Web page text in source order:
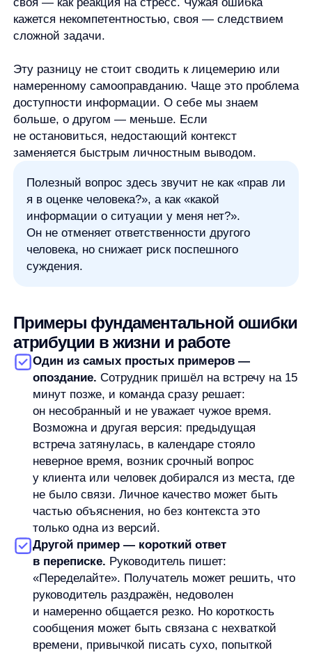
и намеренно общается резко. Но короткость
сообщения может быть связана с нехваткой
времени, привычкой писать сухо, попыткой
быстро зафиксировать задачу или
В продажах и поддержке ошибка атрибуции
проявляется, когда клиент задаёт очевидный
вопрос, а сотрудник думает: «Он просто
невнимательный». Но клиент мог читать страницу
с телефона, не увидеть важный блок, столкнуться
с непонятной формулировкой или сравнивать
несколько вариантов одновременно. Если
клиента, можно пропустить проблему
в интерфейсе, тексте или сценарии обслуживания.
В команде ошибка часто возникает вокруг чужих
решений. Коллега не согласился с идеей —
значит, сопротивляется изменениям. Не дал
быстрый ответ — значит, игнорирует. Попросил
привлекательна, потому что она простая. Но рядом
почти всегда есть ситуационные версии: разные
цели, неполные данные, конфликт приоритетов,
ограничения по срокам или разная картина рисков.
Бытовые ситуации работают так же. Человек
не уступил дорогу — невоспитанный. Сосед громко
разговаривает — эгоистичный. Знакомый
не поздравил — равнодушный. Иногда такие
выводы справедливы, иногда нет.
Фундаментальная ошибка атрибуции не говорит,
что люди никогда не бывают грубыми,
равнодушными или неорганизованными. Она
напоминает, что один поступок редко даёт полную
картину.
К чему приводит фундаментальная
ошибка атрибуции
Фундаментальная ошибка атрибуции может
усиливать конфликты, потому что делает вывод
о человеке жёстче, чем позволяет ситуация. Если
мы считаем, что проблема в характере другого,
диалог быстро становится обвинительным. Вместо
вопроса «что произошло?» появляется претензия